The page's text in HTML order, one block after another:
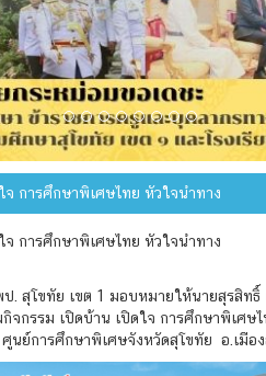
จ การศึกษาพิเศษไทย หัวใจนำทาง
จ การศึกษาพิเศษไทย หัวใจนำทาง
. สุโขทัย เขต 1 มอบหมายให้นายสุรสิทธิ์
จกรรม เปิดบ้าน เปิดใจ การศึกษาพิเศษไ
ศูนย์การศึกษาพิเศษจังหวัดสุโขทัย อ.เมือ